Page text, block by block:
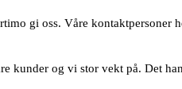
gi oss. Våre kontaktpersoner
kunder og vi stor vekt på. Det